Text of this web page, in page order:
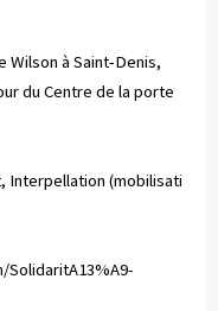
Wilson à Saint-Denis,
du Centre de la porte
Interpellation (mobilisati